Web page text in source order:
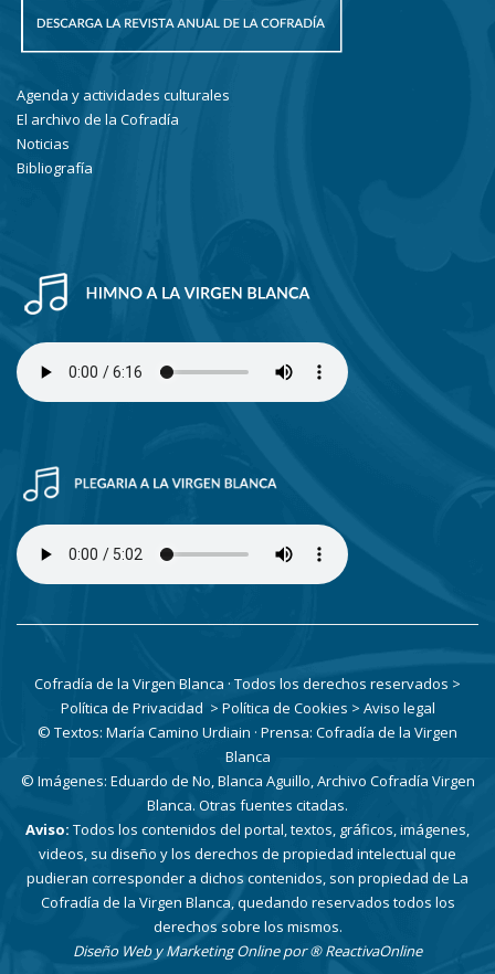
Agenda y actividades culturales
El archivo de la Cofradía
Noticias
Bibliografía
Cofradía de la Virgen Blanca · Todos los derechos reservados >
Política de Privacidad > Política de Cookies > Aviso legal
© Textos: María Camino Urdiain · Prensa: Cofradía de la Virgen
Blanca
© Imágenes: Eduardo de No, Blanca Aguillo, Archivo Cofradía Virgen
Blanca. Otras fuentes citadas.
Aviso: Todos los contenidos del portal, textos, gráficos, imágenes,
videos, su diseño y los derechos de propiedad intelectual que
pudieran corresponder a dichos contenidos, son propiedad de La
Cofradía de la Virgen Blanca, quedando reservados todos los
derechos sobre los mismos.
Diseño Web y Marketing Online por® ReactivaOnline